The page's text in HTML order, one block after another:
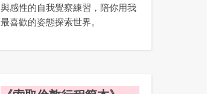
與感性的自我覺察練習，陪你用我
最喜歡的姿態探索世界。